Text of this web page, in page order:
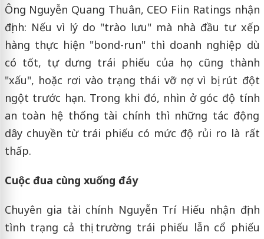
Ông Nguyễn Quang Thuân, CEO Fiin Ratings nhận
định: Nếu vì lý do "trào lưu" mà nhà đầu tư xếp
hàng thực hiện "bond-run" thì doanh nghiệp dù
có tốt, tự dưng trái phiếu của họ cũng thành
"xấu", hoặc rơi vào trạng thái vỡ nợ vì bị rút đột
ngột trước hạn. Trong khi đó, nhìn ở góc độ tính
an toàn hệ thống tài chính thì những tác động
dây chuyền từ trái phiếu có mức độ rủi ro là rất
thấp.
Cuộc đua cùng xuống đáy
Chuyên gia tài chính Nguyễn Trí Hiếu nhận định
tình trạng cả thị trường trái phiếu lẫn cổ phiếu